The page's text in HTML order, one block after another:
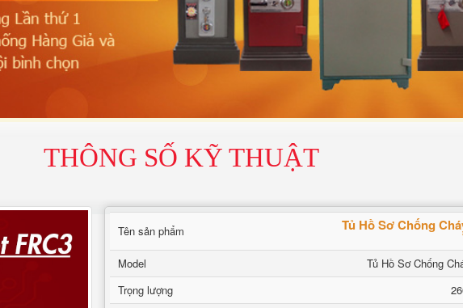
THÔNG SỐ KỸ THUẬT
Tên sản phẩm Tủ Hồ Sơ Chống
Model
Tủ Hồ Sơ Chống
Trọng lượng